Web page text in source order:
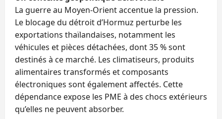
La guerre au Moyen‑Orient accentue la pression.
Le blocage du détroit d’Hormuz perturbe les
exportations thaïlandaises, notamment les
véhicules et pièces détachées, dont 35 % sont
destinés à ce marché. Les climatiseurs, produits
alimentaires transformés et composants
électroniques sont également affectés. Cette
dépendance expose les PME à des chocs extérieurs
qu’elles ne peuvent absorber.